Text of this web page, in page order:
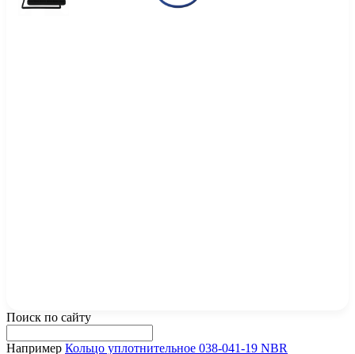
Поиск по сайту
Например Кольцо уплотнительное 038-041-19 NBR